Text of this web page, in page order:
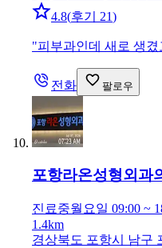
4.8(후기 21)
"피부과인데 새로 생
전화 팔로우
포항라온성형외과
진료중월요일 09:00 ~
1.4km
경상북도 포항시 남구